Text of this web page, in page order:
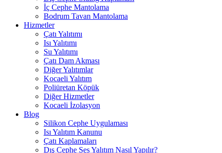
İç Cephe Mantolama
Bodrum Tavan Mantolama
Hizmetler
Çatı Yalıtımı
Isı Yalıtımı
Su Yalıtımı
Çatı Dam Akması
Diğer Yalıtımlar
Kocaeli Yalıtım
Poliüretan Köpük
Diğer Hizmetler
Kocaeli İzolasyon
Blog
Silikon Cephe Uygulaması
Isı Yalıtım Kanunu
Çatı Kaplamaları
Dış Cephe Ses Yalıtım Nasıl Yapılır?